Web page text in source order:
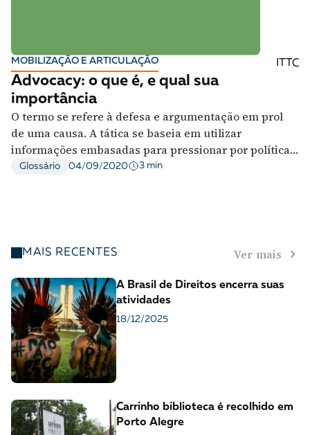
direitos humanos no Brasil. Para continuar,
esse trabalho precisa da sua doação!
VEJA COMO APOIAR!
MOBILIZAÇÃO E ARTICULAÇÃO ITTC
Advocacy: o que é, e qual sua
importância
O termo se refere à defesa e argumentação em prol
de uma causa. A tática se baseia em utilizar
informações embasadas para pressionar por políticas
públicas melhores
Glossário 04/09/2020 3 min
MAIS RECENTES Ver mais
A Brasil de Direitos encerra suas
atividades
18/12/2025
Carrinho biblioteca é recolhido em
Porto Alegre